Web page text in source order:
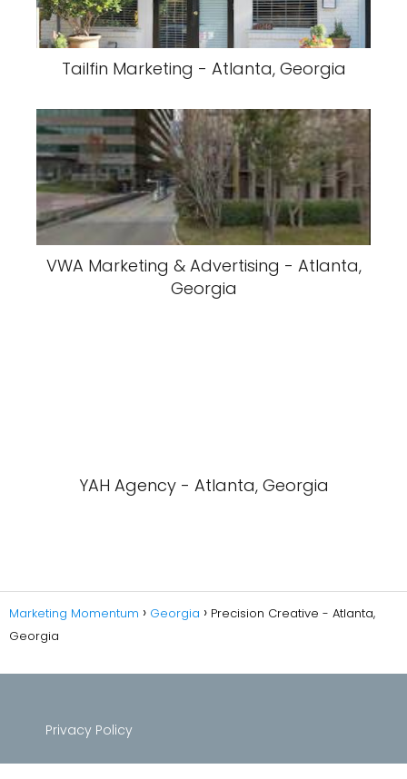
Tailfin Marketing - Atlanta, Georgia
VWA Marketing & Advertising - Atlanta,
Georgia
YAH Agency - Atlanta, Georgia
Marketing Momentum Georgia
Precision Creative - Atlanta,
Georgia
Privacy Policy